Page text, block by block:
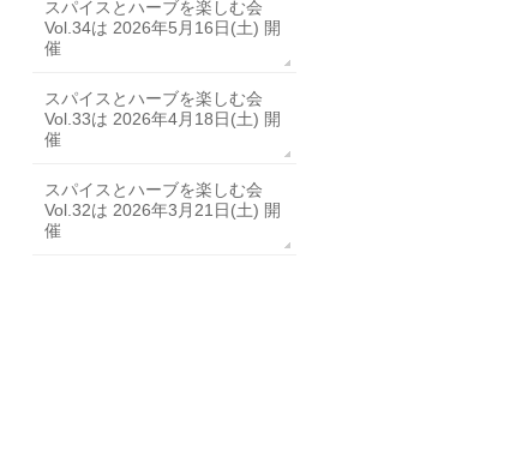
スパイスとハーブを楽しむ会
Vol.34は 2026年5月16日(土) 開
催
スパイスとハーブを楽しむ会
Vol.33は 2026年4月18日(土) 開
催
スパイスとハーブを楽しむ会
Vol.32は 2026年3月21日(土) 開
催